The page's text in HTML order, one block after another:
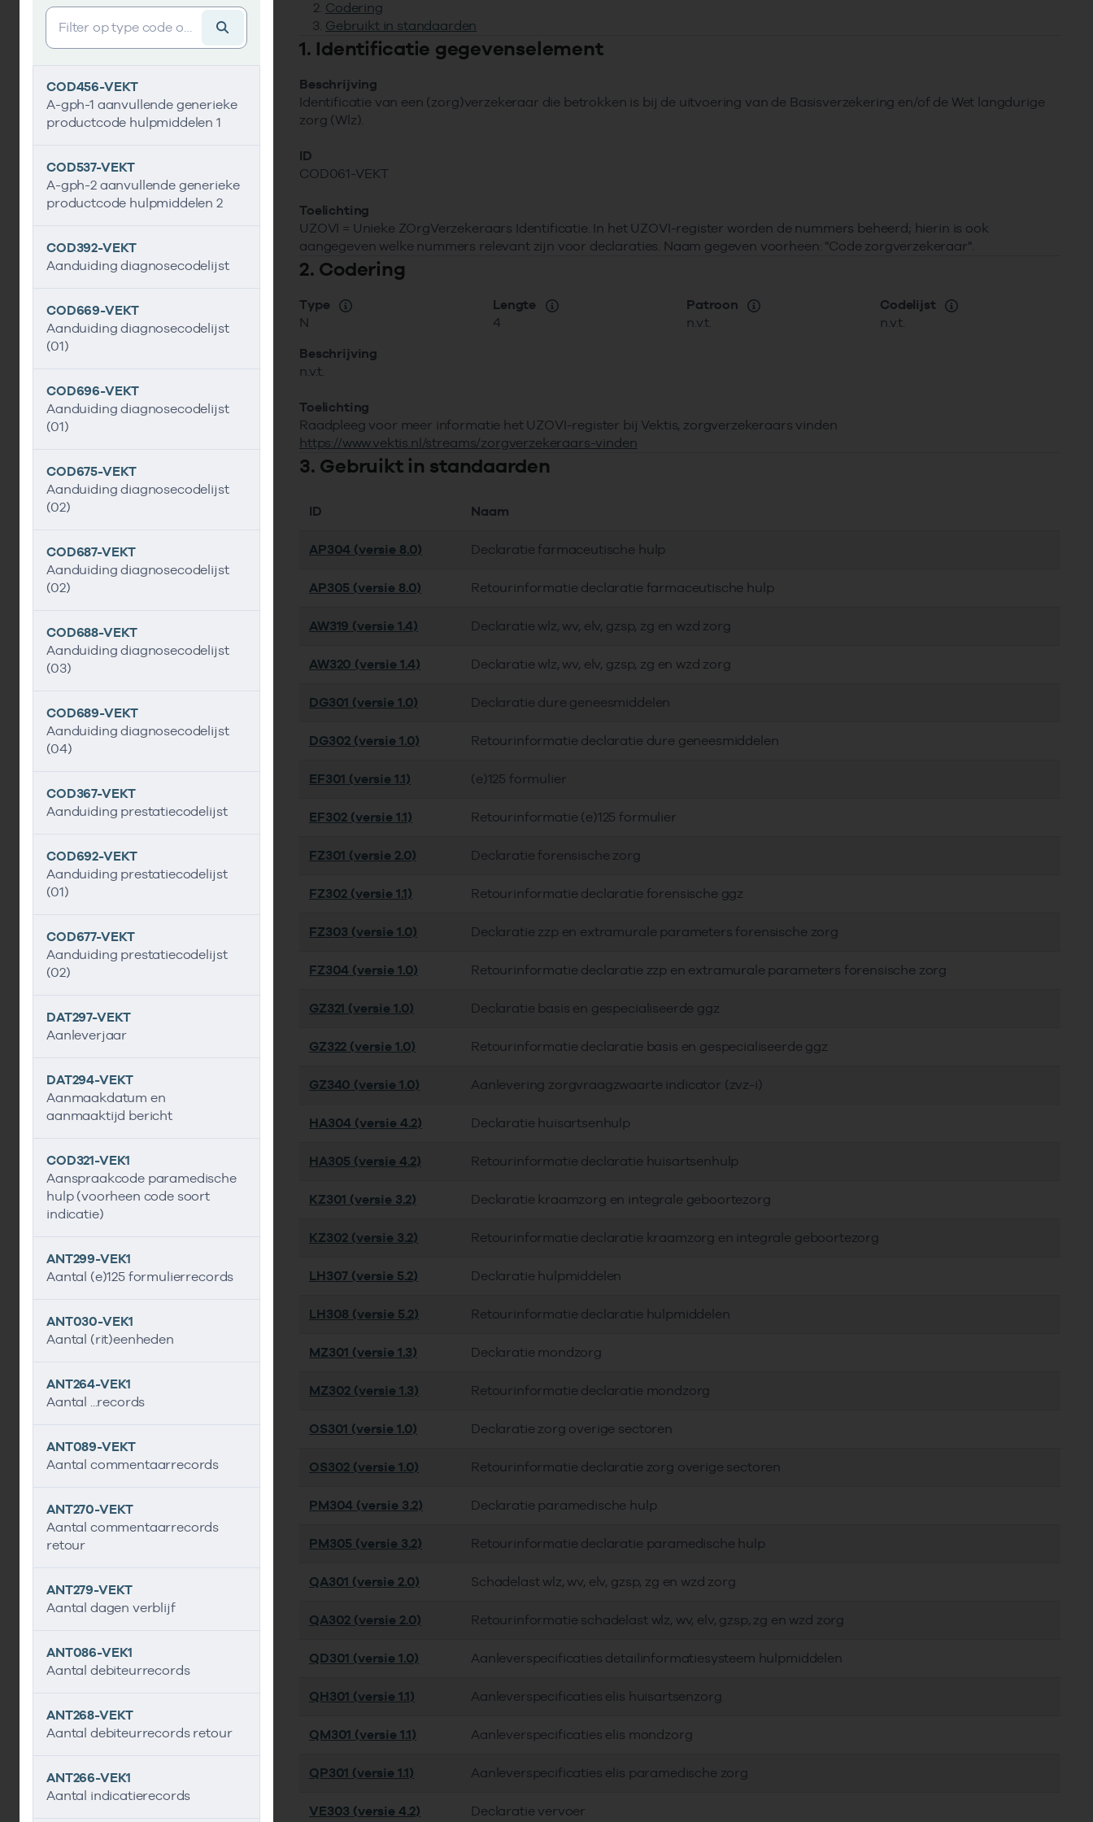
Vind gegevens&shy;element
COD456-VEKT
A-gph-1 aanvullende generieke
productcode hulpmiddelen 1
COD537-VEKT
A-gph-2 aanvullende generieke
productcode hulpmiddelen 2
COD392-VEKT
Aanduiding diagnosecodelijst
COD669-VEKT
Aanduiding diagnosecodelijst
(01)
COD696-VEKT
Aanduiding diagnosecodelijst
(01)
COD675-VEKT
Aanduiding diagnosecodelijst
(02)
COD687-VEKT
Aanduiding diagnosecodelijst
(02)
COD688-VEKT
Aanduiding diagnosecodelijst
(03)
COD689-VEKT
Aanduiding diagnosecodelijst
(04)
COD367-VEKT
Aanduiding prestatiecodelijst
COD692-VEKT
Aanduiding prestatiecodelijst
(01)
COD677-VEKT
Aanduiding prestatiecodelijst
(02)
DAT297-VEKT
Aanleverjaar
DAT294-VEKT
Aanmaakdatum en
aanmaaktijd bericht
COD321-VEK1
Aanspraakcode paramedische
hulp (voorheen code soort
indicatie)
ANT299-VEK1
Aantal (e)125 formulierrecords
ANT030-VEK1
Aantal (rit)eenheden
ANT264-VEK1
Aantal ...records
ANT089-VEKT
Aantal commentaarrecords
ANT270-VEKT
Aantal commentaarrecords
retour
ANT279-VEKT
Aantal dagen verblijf
ANT086-VEK1
Aantal debiteurrecords
ANT268-VEKT
Aantal debiteurrecords retour
ANT266-VEK1
Aantal indicatierecords
Codering
Gebruikt in standaarden
1. Identificatie gegevenselement
Beschrijving
Identificatie van een (zorg)verzekeraar die betrokken is bij de uitvoering van de Basisverzekering en/of de Wet langdurige
zorg (Wlz).
ID
COD061-VEKT
Toelichting
UZOVI = Unieke ZOrgVerzekeraars Identificatie. In het UZOVI-register worden de nummers beheerd; hierin is ook
aangegeven welke nummers relevant zijn voor declaraties. Naam gegeven voorheen: "Code zorgverzekeraar".
2. Codering
Type
N
Lengte
4
Patroon
n.v.t.
Codelijst
n.v.t.
Beschrijving
n.v.t.
Toelichting
Raadpleeg voor meer informatie het UZOVI-register bij Vektis, zorgverzekeraars vinden
https://www.vektis.nl/streams/zorgverzekeraars-vinden
3. Gebruikt in standaarden
ID Naam
AP304 (versie 8.0) Declaratie farmaceutische hulp
AP305 (versie 8.0) Retourinformatie declaratie farmaceutische hulp
AW319 (versie 1.4) Declaratie wlz, wv, elv, gzsp, zg en wzd zorg
AW320 (versie 1.4) Declaratie wlz, wv, elv, gzsp, zg en wzd zorg
DG301 (versie 1.0) Declaratie dure geneesmiddelen
DG302 (versie 1.0) Retourinformatie declaratie dure geneesmiddelen
EF301 (versie 1.1) (e)125 formulier
EF302 (versie 1.1) Retourinformatie (e)125 formulier
FZ301 (versie 2.0) Declaratie forensische zorg
FZ302 (versie 1.1) Retourinformatie declaratie forensische ggz
FZ303 (versie 1.0) Declaratie zzp en extramurale parameters forensische zorg
FZ304 (versie 1.0) Retourinformatie declaratie zzp en extramurale parameters forensische zorg
GZ321 (versie 1.0) Declaratie basis en gespecialiseerde ggz
GZ322 (versie 1.0) Retourinformatie declaratie basis en gespecialiseerde ggz
GZ340 (versie 1.0) Aanlevering zorgvraagzwaarte indicator (zvz-i)
HA304 (versie 4.2) Declaratie huisartsenhulp
HA305 (versie 4.2) Retourinformatie declaratie huisartsenhulp
KZ301 (versie 3.2) Declaratie kraamzorg en integrale geboortezorg
KZ302 (versie 3.2) Retourinformatie declaratie kraamzorg en integrale geboortezorg
LH307 (versie 5.2) Declaratie hulpmiddelen
LH308 (versie 5.2) Retourinformatie declaratie hulpmiddelen
MZ301 (versie 1.3) Declaratie mondzorg
MZ302 (versie 1.3) Retourinformatie declaratie mondzorg
OS301 (versie 1.0) Declaratie zorg overige sectoren
OS302 (versie 1.0) Retourinformatie declaratie zorg overige sectoren
PM304 (versie 3.2) Declaratie paramedische hulp
PM305 (versie 3.2) Retourinformatie declaratie paramedische hulp
QA301 (versie 2.0) Schadelast wlz, wv, elv, gzsp, zg en wzd zorg
QA302 (versie 2.0) Retourinformatie schadelast wlz, wv, elv, gzsp, zg en wzd zorg
QD301 (versie 1.0) Aanleverspecificaties detailinformatiesysteem hulpmiddelen
QH301 (versie 1.1) Aanleverspecificaties elis huisartsenzorg
QM301 (versie 1.1) Aanleverspecificaties elis mondzorg
QP301 (versie 1.1) Aanleverspecificaties elis paramedische zorg
VE303 (versie 4.2) Declaratie vervoer